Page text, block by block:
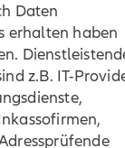
Daten
erhalten haben
z.B. IT-